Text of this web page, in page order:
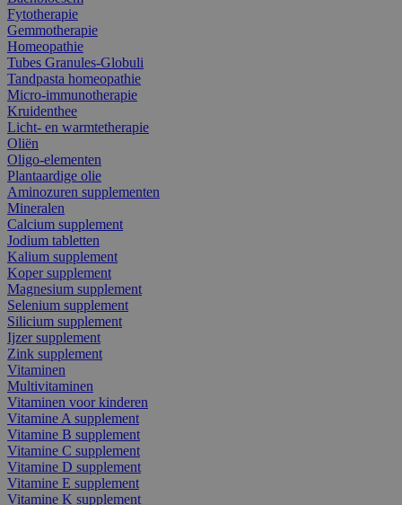
Fytotherapie
Gemmotherapie
Homeopathie
Tubes Granules-Globuli
Tandpasta homeopathie
Micro-immunotherapie
Kruidenthee
Licht- en warmtetherapie
Oliën
Oligo-elementen
Plantaardige olie
Aminozuren supplementen
Mineralen
Calcium supplement
Jodium tabletten
Kalium supplement
Koper supplement
Magnesium supplement
Selenium supplement
Silicium supplement
Ijzer supplement
Zink supplement
Vitaminen
Multivitaminen
Vitaminen voor kinderen
Vitamine A supplement
Vitamine B supplement
Vitamine C supplement
Vitamine D supplement
Vitamine E supplement
Vitamine K supplement